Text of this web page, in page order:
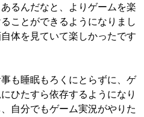
るんだなと、よりゲームを楽
ことができるようになりまし
体を見ていて楽しかったです
も睡眠もろくにとらずに、ゲ
ひたすら依存するようになり
自分でもゲーム実況がやりた